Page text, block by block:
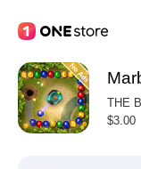
THE
$3.00